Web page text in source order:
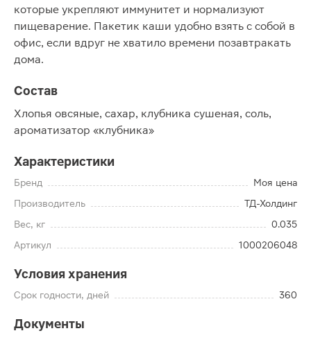
которые укрепляют иммунитет и нормализуют
пищеварение. Пакетик каши удобно взять с собой в
офис, если вдруг не хватило времени позавтракать
дома.
Состав
Хлопья овсяные, сахар, клубника сушеная, соль,
ароматизатор «клубника»
Характеристики
Бренд
Моя цена
Производитель
ТД-Холдинг
Вес, кг
0.035
Артикул
1000206048
Условия хранения
Срок годности, дней 360
Документы